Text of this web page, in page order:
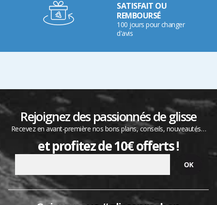
SATISFAIT OU
REMBOURSÉ
100 jours pour changer
d'avis
Rejoignez des passionnés de glisse
Recevez en avant-première nos bons plans, conseils, nouveautés…
et profitez de 10€ offerts !